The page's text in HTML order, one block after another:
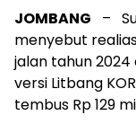
JOMBANG –
menyebut
jalan tahun 2024
versi Litbang
tembus Rp 129